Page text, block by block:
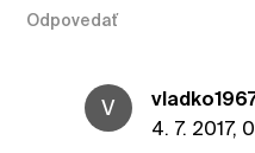
Odpovedať
V
4. 7. 2017,